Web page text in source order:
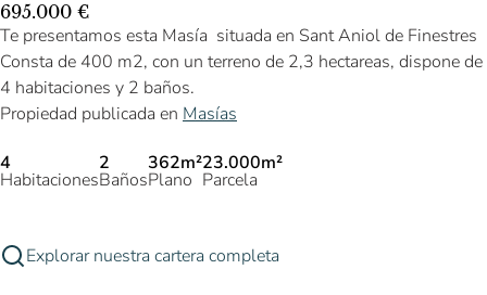
695.000 €
Te presentamos esta Masía situada en Sant Aniol de Finestres
Consta de 400 m2, con un terreno de 2,3 hectareas, dispone de
4 habitaciones y 2 baños.
Propiedad publicada en Masías
4
Habitaciones
2
Baños
362m²
Plano
23.000m²
Parcela
Explorar nuestra cartera completa